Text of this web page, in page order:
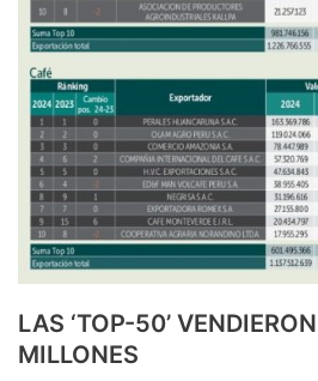
LAS ‘TOP-50’
MILLONES